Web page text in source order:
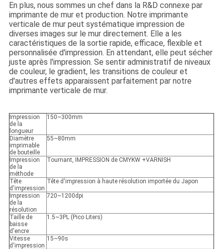
En plus, nous sommes un chef dans la R&D connexe par
imprimante de mur et production. Notre imprimante
verticale de mur peut systématique impression de
diverses images sur le mur directement. Elle a les
caractéristiques de la sortie rapide, efficace, flexible et
personnalisée d'impression. En attendant, elle peut sécher
juste après l'impression. Se sentir administratif de niveaux
de couleur, le gradient, les transitions de couleur et
d'autres effets apparaissent parfaitement par notre
imprimante verticale de mur.
Impression
de la
longueur
150~300mm
Diamètre
imprimable
de bouteille
55~80mm
Impression
de la
méthode
Tournant, IMPRESSION de CMYKW +VARNISH
Tête
d'impression
Tête d'impression à haute résolution importée du Japon
Impression
de la
résolution
720~1200dpi
Taille de
baisse
d'encre
1.5~3PL (Pico Liters)
Vitesse
d'impression
15~90s